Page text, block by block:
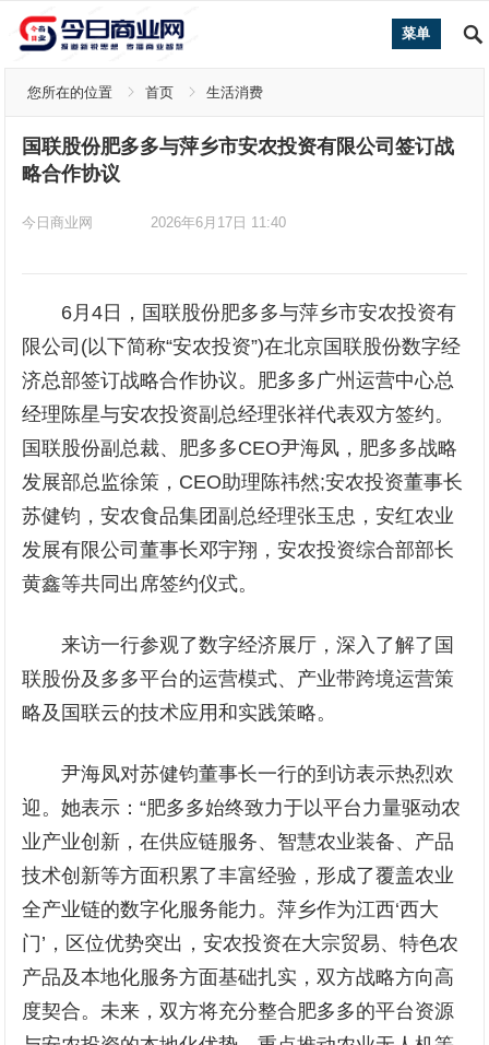
菜单
您所在的位置 首页 生活消费
国联股份肥多多与萍乡市安农投资有限公司签订战
略合作协议
今日商业网 2026年6月17日 11:40
6月4日，国联股份肥多多与萍乡市安农投资有
限公司(以下简称“安农投资”)在北京国联股份数字经
济总部签订战略合作协议。肥多多广州运营中心总
经理陈星与安农投资副总经理张祥代表双方签约。
国联股份副总裁、肥多多CEO尹海凤，肥多多战略
发展部总监徐策，CEO助理陈祎然;安农投资董事长
苏健钧，安农食品集团副总经理张玉忠，安红农业
发展有限公司董事长邓宇翔，安农投资综合部部长
黄鑫等共同出席签约仪式。
来访一行参观了数字经济展厅，深入了解了国
联股份及多多平台的运营模式、产业带跨境运营策
略及国联云的技术应用和实践策略。
尹海凤对苏健钧董事长一行的到访表示热烈欢
迎。她表示：“肥多多始终致力于以平台力量驱动农
业产业创新，在供应链服务、智慧农业装备、产品
技术创新等方面积累了丰富经验，形成了覆盖农业
全产业链的数字化服务能力。萍乡作为江西‘西大
门’，区位优势突出，安农投资在大宗贸易、特色农
产品及本地化服务方面基础扎实，双方战略方向高
度契合。未来，双方将充分整合肥多多的平台资源